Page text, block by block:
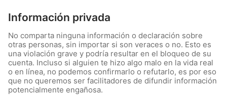
Información privada
No comparta ninguna información o declaración sobre
otras personas, sin importar si son veraces o no. Esto es
una violación grave y podría resultar en el bloqueo de su
cuenta. Incluso si alguien te hizo algo malo en la vida real
o en línea, no podemos confirmarlo o refutarlo, es por eso
que no queremos ser facilitadores de difundir información
potencialmente engañosa.